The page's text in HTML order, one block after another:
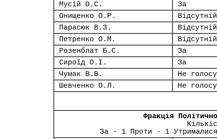
Мусій О.С.
За
Онищенко О.Р.
Відсутній
Парасюк В.З.
Відсутній
Петренко О.М.
Відсутній
Розенблат Б.С.
За
Сироїд О.І.
За
Чумак В.В.
Не
Шевченко О.Л.
Не
Фракція
За - 1 Проти - 1